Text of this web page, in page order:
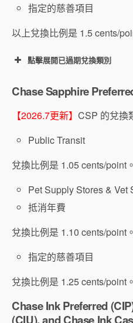
指定的慈善項目
以上兌換比例是 1.5 cents/
點擊展開已過期兌換類別
Chase Sapphire
【2026.7更新】 CSP 的兌換
Public Transit
兌換比例是 1.05 cents/point
Pet Supply Stores & Vet
抵消年費
兌換比例是 1.10 cents/point
指定的慈善項目
兌換比例是 1.25 cents/point。
Chase Ink Preferred
(CIU), and Chase Ink